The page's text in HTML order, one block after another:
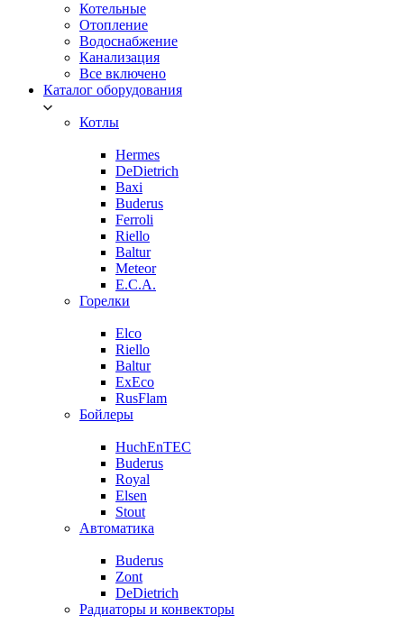
Котельные
Отопление
Водоснабжение
Канализация
Все включено
Каталог оборудования
Котлы
Hermes
DeDietrich
Baxi
Buderus
Ferroli
Riello
Baltur
Meteor
E.C.A.
Горелки
Elco
Riello
Baltur
ExEco
RusFlam
Бойлеры
HuchEnTEC
Buderus
Royal
Elsen
Stout
Автоматика
Buderus
Zont
DeDietrich
Радиаторы и конвекторы